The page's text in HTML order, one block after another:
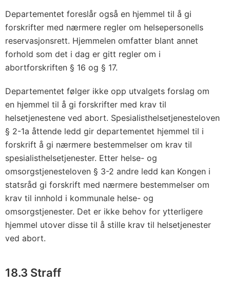
Departementet foreslår også en hjemmel til å gi
forskrifter med nærmere regler om helsepersonells
reservasjonsrett. Hjemmelen omfatter blant annet
forhold som det i dag er gitt regler om i
abortforskriften § 16 og § 17.
Departementet følger ikke opp utvalgets forslag om
en hjemmel til å gi forskrifter med krav til
helsetjenestene ved abort. Spesialisthelsetjenesteloven
§ 2-1a åttende ledd gir departementet hjemmel til i
forskrift å gi nærmere bestemmelser om krav til
spesialisthelsetjenester. Etter helse- og
omsorgstjenesteloven § 3-2 andre ledd kan Kongen i
statsråd gi forskrift med nærmere bestemmelser om
krav til innhold i kommunale helse- og
omsorgstjenester. Det er ikke behov for ytterligere
hjemmel utover disse til å stille krav til helsetjenester
ved abort.
18.3 Straff